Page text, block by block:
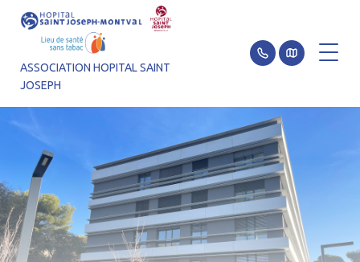
ASSOCIATION HOPITAL SAINT
JOSEPH